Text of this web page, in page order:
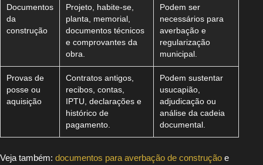
Documentos
da
construção
Projeto, habite-se,
planta, memorial,
documentos técnicos
e comprovantes da
obra.
Podem ser
necessários para
averbação e
regularização
municipal.
Provas de
posse ou
aquisição
Contratos antigos,
recibos, contas,
IPTU, declarações e
histórico de
pagamento.
Podem sustentar
usucapião,
adjudicação ou
análise da cadeia
documental.
Veja também: documentos para averbação de construção e